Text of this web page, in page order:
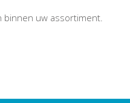
binnen uw assortiment.